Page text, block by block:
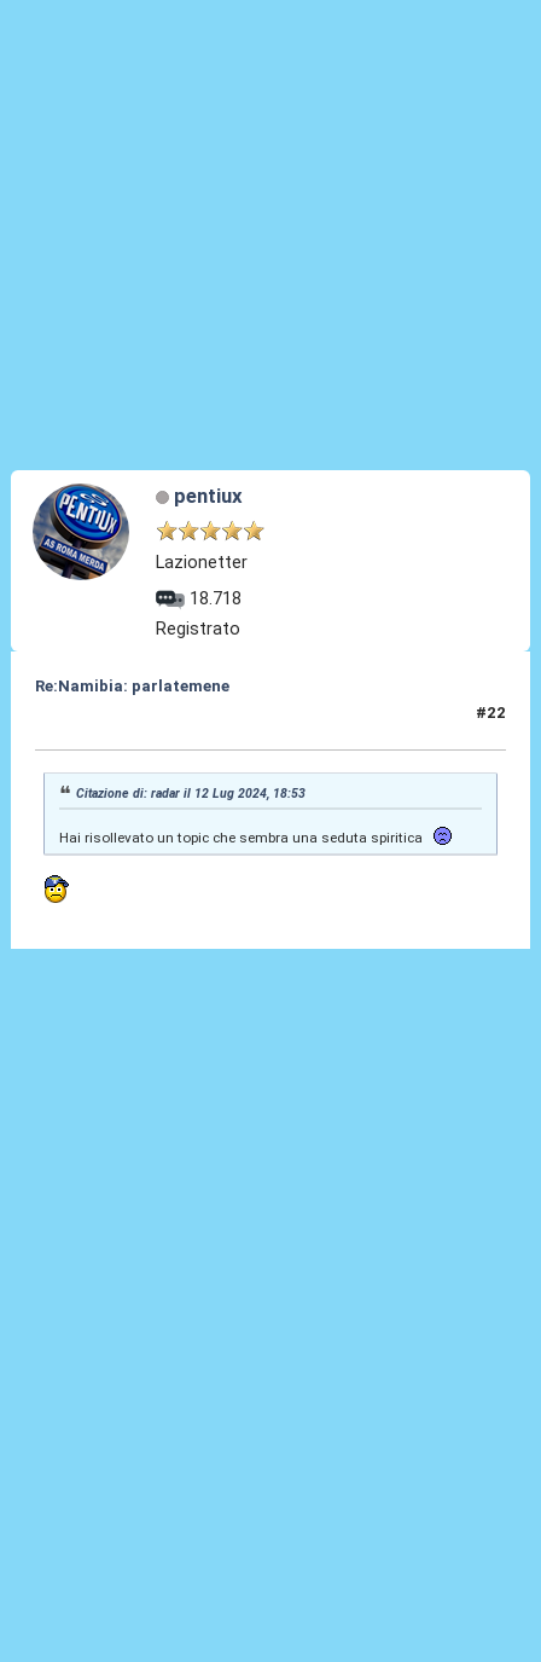
pentiux
Lazionetter
18.718
Registrato
Re:Namibia: parlatemene
#22
Citazione di: radar il 12 Lug 2024, 18:53
Hai risollevato un topic che sembra una seduta spiritica